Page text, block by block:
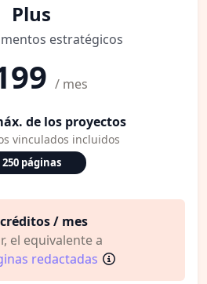
Plus
estratégicos
/ mes
de los proyectos
vinculados incluidos
250 páginas
/ mes
el equivalente a
redactadas